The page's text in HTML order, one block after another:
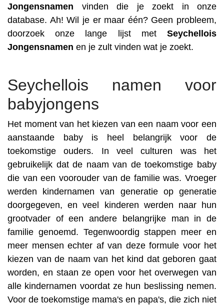
Jongensnamen vinden die je zoekt in onze
database. Ah! Wil je er maar één? Geen probleem,
doorzoek onze lange lijst met Seychellois
Jongensnamen en je zult vinden wat je zoekt.
Seychellois namen voor
babyjongens
Het moment van het kiezen van een naam voor een
aanstaande baby is heel belangrijk voor de
toekomstige ouders. In veel culturen was het
gebruikelijk dat de naam van de toekomstige baby
die van een voorouder van de familie was. Vroeger
werden kindernamen van generatie op generatie
doorgegeven, en veel kinderen werden naar hun
grootvader of een andere belangrijke man in de
familie genoemd. Tegenwoordig stappen meer en
meer mensen echter af van deze formule voor het
kiezen van de naam van het kind dat geboren gaat
worden, en staan ze open voor het overwegen van
alle kindernamen voordat ze hun beslissing nemen.
Voor de toekomstige mama's en papa's, die zich niet